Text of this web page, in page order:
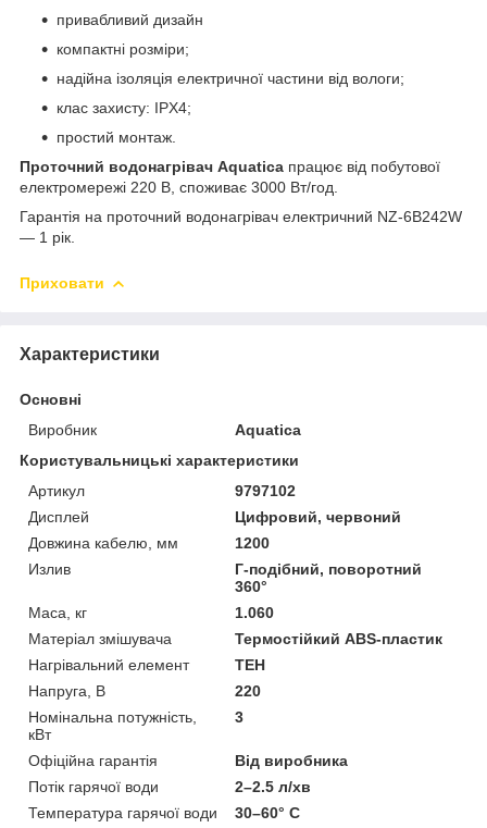
привабливий дизайн
компактні розміри;
надійна ізоляція електричної частини від вологи;
клас захисту: IPX4;
простий монтаж.
Проточний водонагрівач Aquatica працює від побутової
електромережі 220 В, споживає 3000 Вт/год.
Гарантія на проточний водонагрівач електричний NZ-6B242W
— 1 рік.
Приховати
Характеристики
Основні
Виробник
Aquatica
Користувальницькі характеристики
Артикул
9797102
Дисплей
Цифровий, червоний
Довжина кабелю, мм
1200
Излив
Г-подібний, поворотний
360°
Маса, кг
1.060
Матеріал змішувача
Термостійкий ABS-пластик
Нагрівальний елемент
ТЕН
Напруга, В
220
Номінальна потужність,
кВт
3
Офіційна гарантія
Від виробника
Потік гарячої води
2–2.5 л/хв
Температура гарячої води
30–60° С